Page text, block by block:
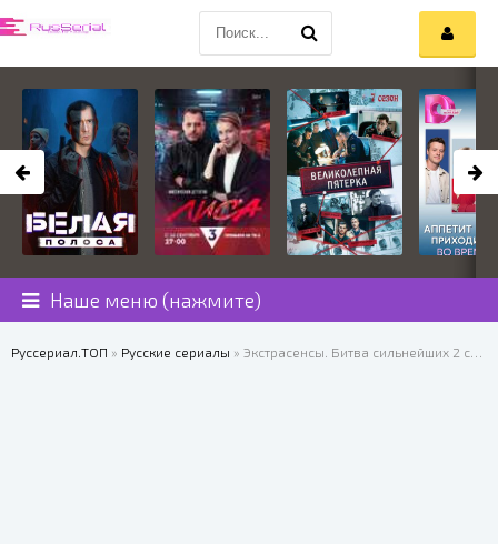
Наше меню (нажмите)
Руссериал.ТОП » Русские сериалы » Экстрасенсы. Битва сильнейших 2 сезон 28 выпуск